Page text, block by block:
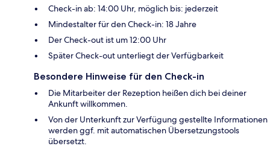
Check-in ab: 14:00 Uhr, möglich bis: jederzeit
Mindestalter für den Check-in: 18 Jahre
Der Check-out ist um 12:00 Uhr
Später Check-out unterliegt der Verfügbarkeit
Besondere Hinweise für den Check-in
Die Mitarbeiter der Rezeption heißen dich bei deiner
Ankunft willkommen.
Von der Unterkunft zur Verfügung gestellte Informationen
werden ggf. mit automatischen Übersetzungstools
übersetzt.